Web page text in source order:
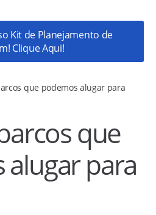
Kit de Planejamento de
Clique Aqui!
que podemos alugar para
que
para